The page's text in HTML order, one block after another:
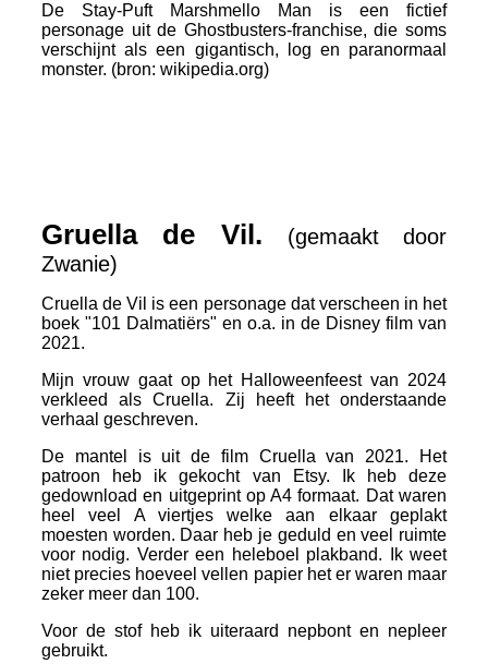
De Stay-Puft Marshmello Man is een fictief
personage uit de Ghostbusters-franchise, die soms
verschijnt als een gigantisch, log en paranormaal
monster. (bron: wikipedia.org)
Gruella de Vil.
(gemaakt door
Zwanie)
Cruella de Vil is een personage dat verscheen in het
boek "101 Dalmatiërs" en o.a. in de Disney film van
2021.
Mijn vrouw gaat op het Halloweenfeest van 2024
verkleed als Cruella. Zij heeft het onderstaande
verhaal geschreven.
De mantel is uit de film Cruella van 2021. Het
patroon heb ik gekocht van Etsy. Ik heb deze
gedownload en uitgeprint op A4 formaat. Dat waren
heel veel A viertjes welke aan elkaar geplakt
moesten worden. Daar heb je geduld en veel ruimte
voor nodig. Verder een heleboel plakband. Ik weet
niet precies hoeveel vellen papier het er waren maar
zeker meer dan 100.
Voor de stof heb ik uiteraard nepbont en nepleer
gebruikt.